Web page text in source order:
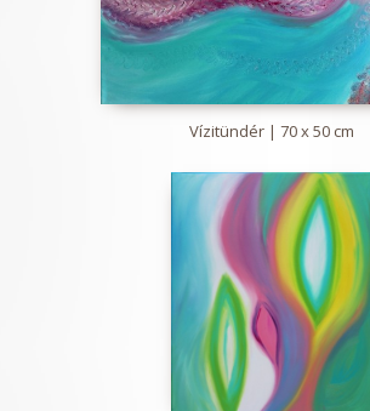
Vízitündér | 70 x 50 cm